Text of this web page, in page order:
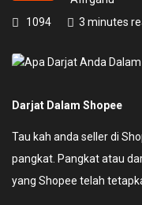
1094 3 minutes
Darjat Dalam Shopee
Tau kah anda seller di
pangkat. Pangkat atau
yang Shopee telah